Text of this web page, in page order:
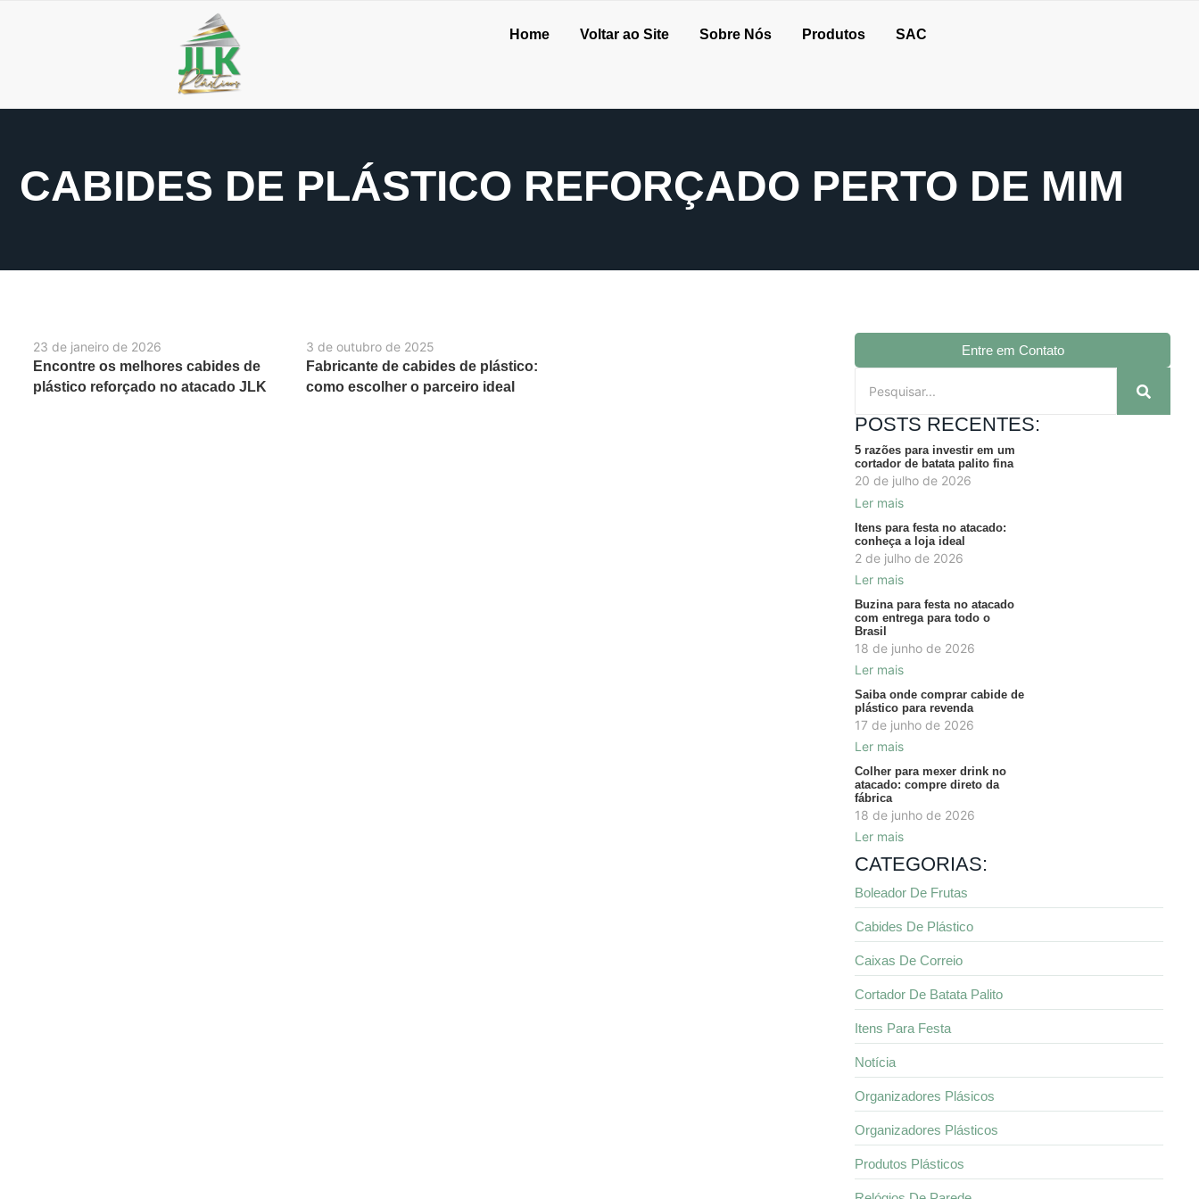
Home Voltar ao Site Sobre Nós Produtos SAC
CABIDES DE PLÁSTICO REFORÇADO PERTO DE MIM
23 de janeiro de 2026
Encontre os melhores cabides de
plástico reforçado no atacado JLK
3 de outubro de 2025
Fabricante de cabides de plástico:
como escolher o parceiro ideal
Entre em Contato
POSTS RECENTES:
5 razões para investir em um
cortador de batata palito fina
20 de julho de 2026
Ler mais
Itens para festa no atacado:
conheça a loja ideal
2 de julho de 2026
Ler mais
Buzina para festa no atacado
com entrega para todo o
Brasil
18 de junho de 2026
Ler mais
Saiba onde comprar cabide de
plástico para revenda
17 de junho de 2026
Ler mais
Colher para mexer drink no
atacado: compre direto da
fábrica
18 de junho de 2026
Ler mais
CATEGORIAS:
Boleador De Frutas
Cabides De Plástico
Caixas De Correio
Cortador De Batata Palito
Itens Para Festa
Notícia
Organizadores Plásicos
Organizadores Plásticos
Produtos Plásticos